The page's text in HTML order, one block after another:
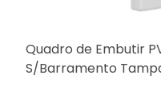
Quadro de Embutir
S/Barramento